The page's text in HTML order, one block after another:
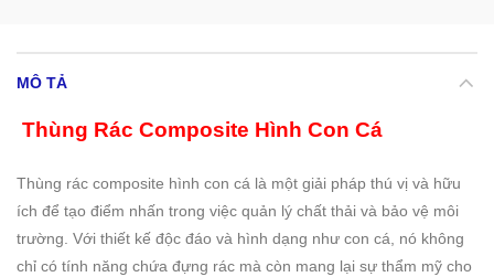
MÔ TẢ
Thùng Rác Composite Hình Con Cá
Thùng rác composite hình con cá là một giải pháp thú vị và hữu
ích để tạo điểm nhấn trong việc quản lý chất thải và bảo vệ môi
trường. Với thiết kế độc đáo và hình dạng như con cá, nó không
chỉ có tính năng chứa đựng rác mà còn mang lại sự thẩm mỹ cho